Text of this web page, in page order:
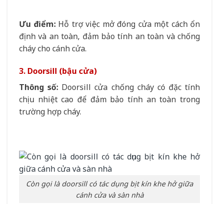
Ưu điểm:Hỗ trợ việc mở đóng cửa một cách ổn
định và an toàn, đảm bảo tính an toàn và chống
cháy cho cánh cửa.
3. Doorsill (bậu cửa)
Thông số: Doorsill cửa chống cháy có đặc tính
chịu nhiệt cao để đảm bảo tính an toàn trong
trường hợp cháy.
Còn gọi là doorsill có tác dụng bịt kín khe hở giữa
cánh cửa và sàn nhà